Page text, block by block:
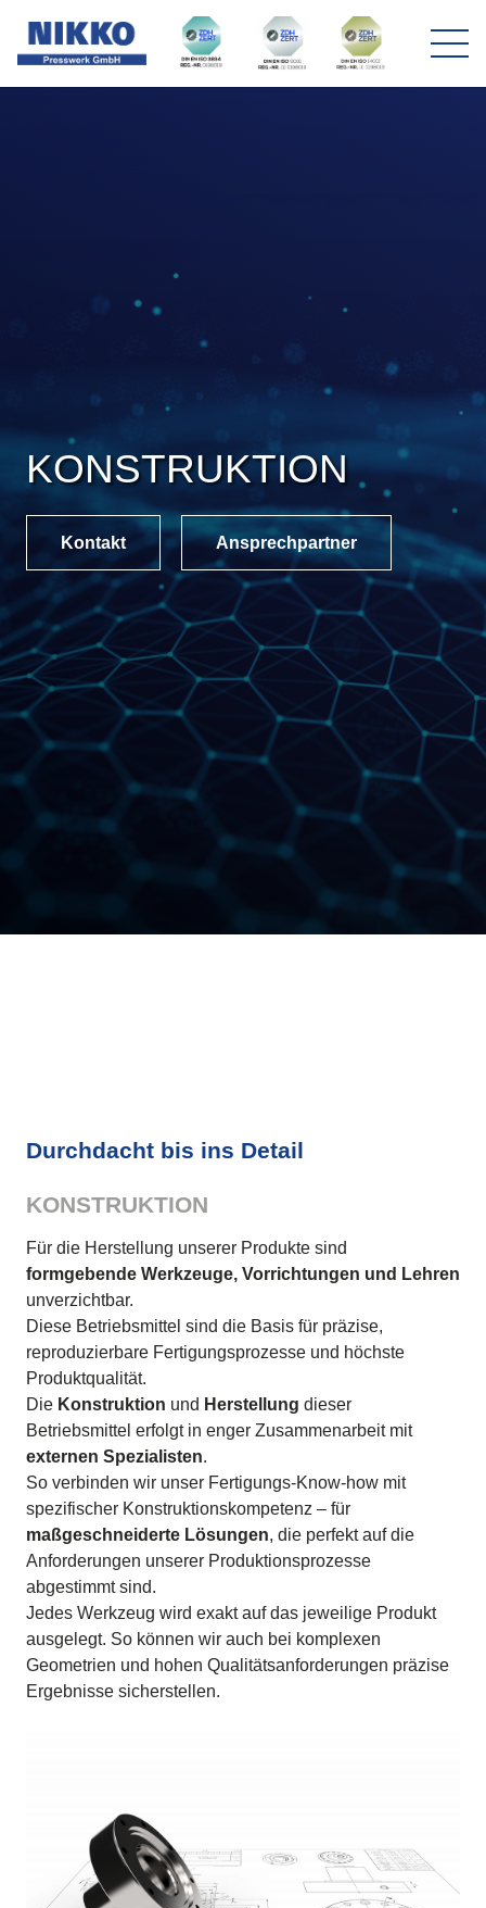
KONSTRUKTION
Kontakt Ansprechpartner
Durchdacht bis ins Detail
KONSTRUKTION
Für die Herstellung unserer Produkte sind
formgebende Werkzeuge, Vorrichtungen und Lehren
unverzichtbar.
Diese Betriebsmittel sind die Basis für präzise,
reproduzierbare Fertigungsprozesse und höchste
Produktqualität.
Die Konstruktion und Herstellung dieser
Betriebsmittel erfolgt in enger Zusammenarbeit mit
externen Spezialisten.
So verbinden wir unser Fertigungs-Know-how mit
spezifischer Konstruktionskompetenz – für
maßgeschneiderte Lösungen, die perfekt auf die
Anforderungen unserer Produktionsprozesse
abgestimmt sind.
Jedes Werkzeug wird exakt auf das jeweilige Produkt
ausgelegt. So können wir auch bei komplexen
Geometrien und hohen Qualitätsanforderungen präzise
Ergebnisse sicherstellen.